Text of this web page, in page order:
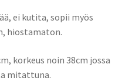
ei kutita, sopii myös
hiostamaton.
korkeus noin 38cm jossa
mitattuna.